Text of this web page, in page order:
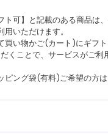
ト可】と記載のある商品は
いただけます。
買い物かご(カート)にギフ
くことで、サービスがご利
ング袋(有料)ご希望の方は